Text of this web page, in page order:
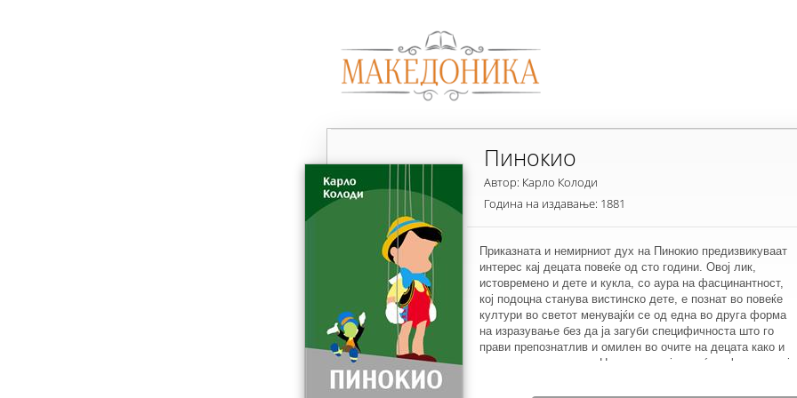
Пинокио
Автор: Карло Колоди
Година на издавање: 1881
Приказната и немирниот дух на Пинокио предизвикуваат
интерес кај децата повеќе од сто години. Овој лик,
истовремено и дете и кукла, со аура на фасцинантност,
кој подоцна станува вистинско дете, е познат во повеќе
култури во светот менувајќи се од една во друга форма
на изразување без да ја загуби специфичноста што го
прави препознатлив и омилен во очите на децата како и
на некогашните деца. Неговата трајна моќ на фасцинација
период од повеќе од 40 години во Националната